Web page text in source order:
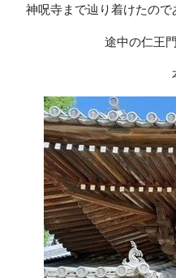
神呪寺まで辿り着けたので
途中の仁王